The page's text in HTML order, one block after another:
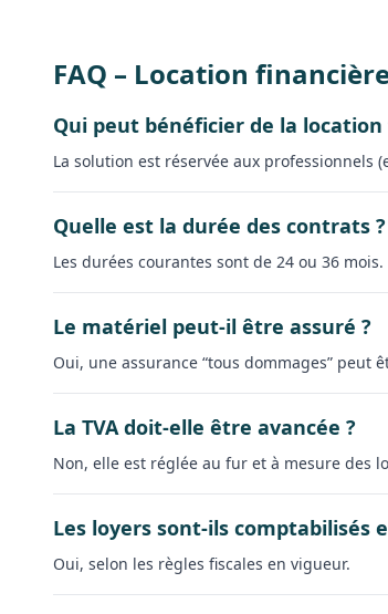
FAQ – Location
Qui peut bénéficier de la
La solution est réservée aux professionnels
Quelle est la durée des contrats ?
Les durées courantes sont de 24 ou 36 mois.
Le matériel peut-il être assuré ?
Oui, une assurance “tous dommages” peut
La TVA doit-elle être avancée ?
Non, elle est réglée au fur et à mesure des
Les loyers sont-ils comptabilisés
Oui, selon les règles fiscales en vigueur.